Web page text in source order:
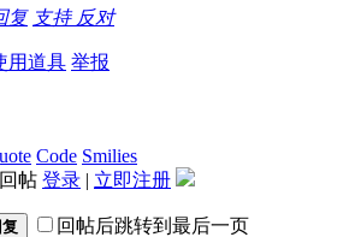
复 支持 反对
用道具 举报
Code Smilies
帖 登录 | 立即注册
回帖后跳转到最后一页